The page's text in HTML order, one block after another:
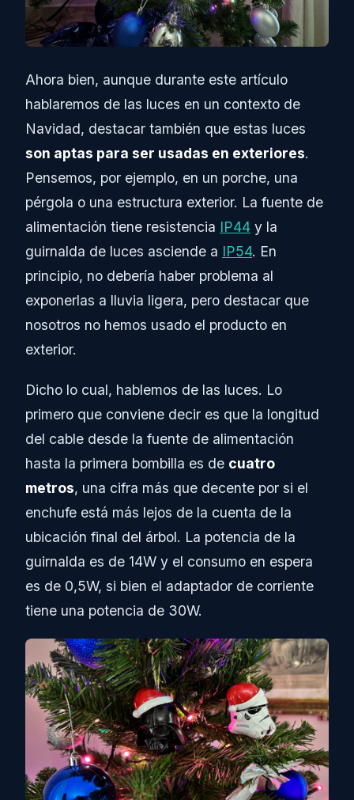
Ahora bien, aunque durante este artículo
hablaremos de las luces en un contexto de
Navidad, destacar también que estas luces
son aptas para ser usadas en exteriores.
Pensemos, por ejemplo, en un porche, una
pérgola o una estructura exterior. La fuente de
alimentación tiene resistencia IP44 y la
guirnalda de luces asciende a IP54. En
principio, no debería haber problema al
exponerlas a lluvia ligera, pero destacar que
nosotros no hemos usado el producto en
exterior.
Dicho lo cual, hablemos de las luces. Lo
primero que conviene decir es que la longitud
del cable desde la fuente de alimentación
hasta la primera bombilla es de cuatro
metros, una cifra más que decente por si el
enchufe está más lejos de la cuenta de la
ubicación final del árbol. La potencia de la
guirnalda es de 14W y el consumo en espera
es de 0,5W, si bien el adaptador de corriente
tiene una potencia de 30W.